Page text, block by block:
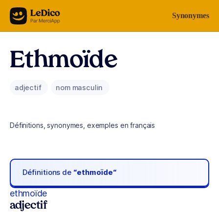
Aller au contenu Synonymes
Ethmoïde
adjectif nom masculin
Définitions, synonymes, exemples en français
Définitions de “ethmoïde“
ethmoïde
adjectif